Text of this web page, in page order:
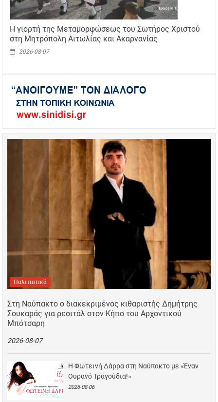
Η γιορτή της Μεταμορφώσεως του Σωτήρος Χριστού
στη Μητρόπολη Αιτωλίας και Ακαρνανίας
2026-08-07
Πολιτιστικά
Στη Ναύπακτο ο διακεκριμένος κιθαριστής Δημήτρης
Σουκαράς για ρεσιτάλ στον Κήπο του Αρχοντικού
Μπότσαρη
2026-08-07
Η Φωτεινή Δάρρα στη Ναύπακτο με «Έναν
Ουρανό Τραγούδια!»
2026-08-06